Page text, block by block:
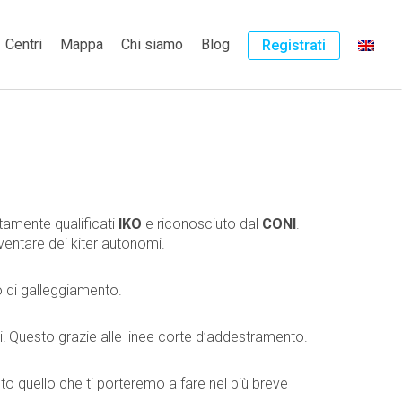
Centri Mappa Chi siamo Blog Registrati
qualificati IKO e riconosciuto dal CONI.
dei kiter autonomi.
di galleggiamento.
grazie alle linee corte d’addestramento.
quello che ti porteremo a fare nel più breve